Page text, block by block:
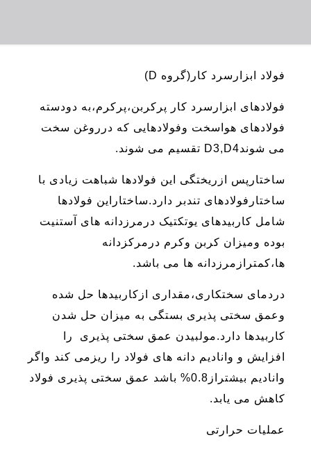
فولاد ابزارسرد کار(گروه D)
فولادهای ابزارسرد کار پرکربن،پرکرم،به دودسته
فولادهای هواسخت وفولادهایی که درروغن سخت
می شوندD3,D4 تقسیم می شوند.
ساختارپس ازریختگی این فولادها شباهت زیادی با
ساختارفولادهای تندبر دارد.ساختاراین فولادها
شامل کاربیدهای یوتکتیک درمرزدانه های آستنیت
بوده ومیزان کربن وکرم درمرکزدانه
ها،کمترازمرزدانه ها می باشد.
دردمای سختکاری،مقداری ازکاربیدها حل شده
وعمق سختی پذیری بستگی به میزان حل شدن
کاربیدها دارد.مولبیدن عمق سختی پذیری را
افزایش و وانادیم دانه های فولاد را ریزمی کند واگر
وانادیم بیشتراز0.8% باشد عمق سختی پذیری فولاد
کاهش می یابد.
عملیات حرارتی